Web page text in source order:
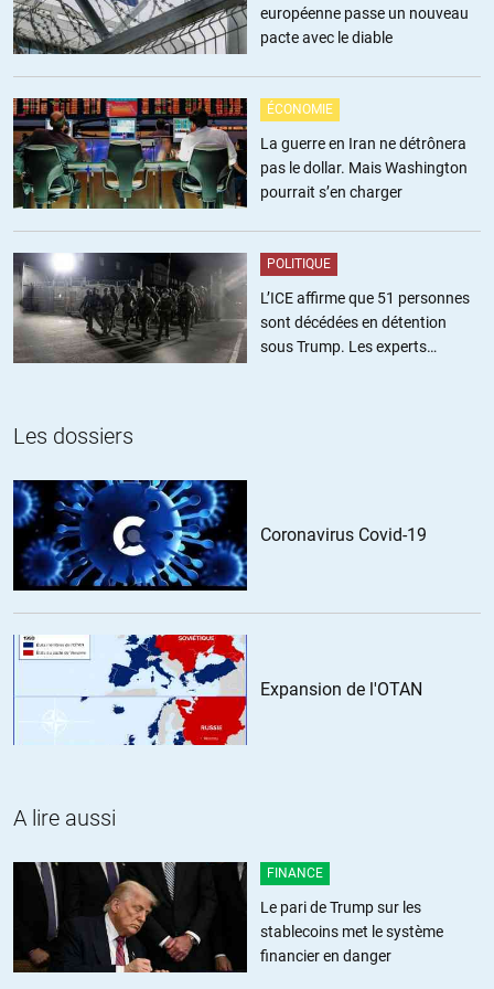
Tout-à-fait.
Certes, vivre sous un parapluie vous protège de la pluie (pas des
choix. Nos concitoyens ont choisi.
+4 ALERTER
Peut être l’article n’est il pas assez précis et que « seules » les
donnée relatives au terrorisme sont sous-traitées.
Cela modifierait substantiellement l’impression que donne cette
prestation de service!
Dominique//12.05.2017 à 15h00
« je ne vois rien d’autre (mais absolument rien d’autre) qu’une
trahison »
Ça tombe bien, ce crime a disparu de la constitution il y a peu.
+4 ALERTER
grumly// 10.05.2017 à 01h08
d’ailleurs probablement pour ça qu’on n’a plus assez d’analystes.
Extrait d’une interview de 2015 sur Thinkerview avec Eric Filiol,
ancien de la DGSE, qui mentionne cette histoire à 1:04:57.
https://youtu.be/fmgxfvbAMK8?t=1h4m56s
européenne passe un nouveau
pacte avec le diable
ÉCONOMIE
La guerre en Iran ne détrônera
pas le dollar. Mais Washington
pourrait s’en charger
POLITIQUE
L’ICE affirme que 51 personnes
sont décédées en détention
sous Trump. Les experts
Les dossiers
Coronavirus Covid-19
Expansion de l'OTAN
A lire aussi
FINANCE
Le pari de Trump sur les
stablecoins met le système
financier en danger